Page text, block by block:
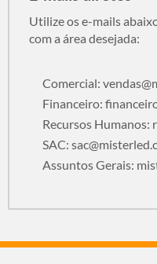
Utilize os e-mails
com a área desejada:
Comercial:
Financeiro:
Recursos Humanos:
SAC:
Assuntos Gerais: